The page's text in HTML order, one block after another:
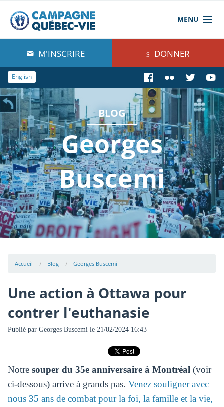
MENU
À propos de nous
Blog
Comprendre
Agir
Boutique
M'INSCRIRE DONNER
English
BLOG
Georges
Buscemi
Accueil Blog Georges Buscemi
Une action à Ottawa pour
contrer l'euthanasie
Publié par Georges Buscemile 21/02/2024 16:43
Notre souper du 35e anniversaire à Montréal (voir
ci-dessous) arrive à grands pas. Venez souligner avec
nous 35 ans de combat pour la foi, la famille et la vie,